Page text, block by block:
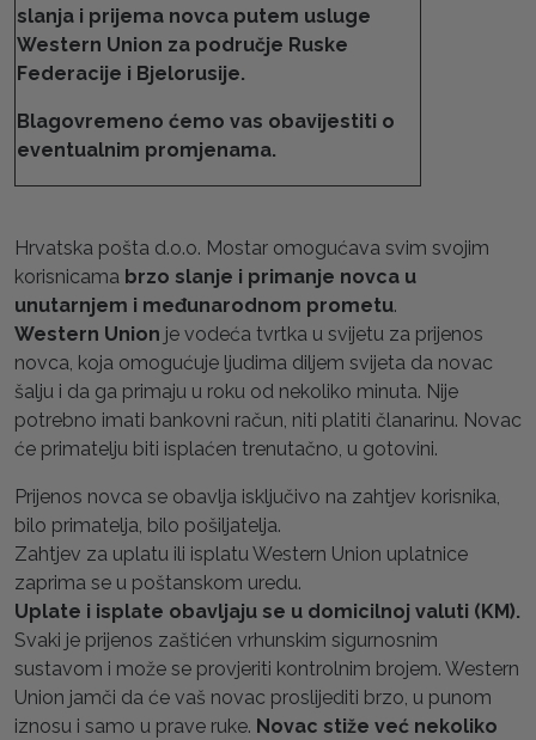
slanja i prijema novca putem usluge
Western Union za područje Ruske
Federacije i Bjelorusije.
Blagovremeno ćemo vas obavijestiti o
eventualnim promjenama.
Hrvatska pošta d.o.o. Mostar omogućava svim svojim
korisnicama brzo slanje i primanje novca u
unutarnjem i međunarodnom prometu.
Western Union je vodeća tvrtka u svijetu za prijenos
novca, koja omogućuje ljudima diljem svijeta da novac
šalju i da ga primaju u roku od nekoliko minuta. Nije
potrebno imati bankovni račun, niti platiti članarinu. Novac
će primatelju biti isplaćen trenutačno, u gotovini.
Prijenos novca se obavlja isključivo na zahtjev korisnika,
bilo primatelja, bilo pošiljatelja.
Zahtjev za uplatu ili isplatu Western Union uplatnice
zaprima se u poštanskom uredu.
Uplate i isplate obavljaju se u domicilnoj valuti (KM).
Svaki je prijenos zaštićen vrhunskim sigurnosnim
sustavom i može se provjeriti kontrolnim brojem. Western
Union jamči da će vaš novac proslijediti brzo, u punom
iznosu i samo u prave ruke. Novac stiže već nekoliko